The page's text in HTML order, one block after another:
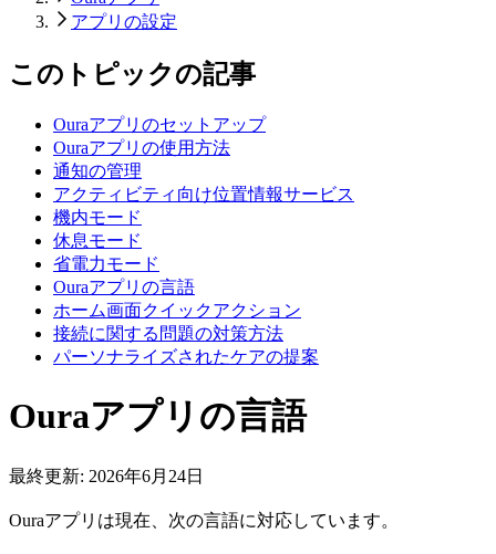
アプリの設定
このトピックの記事
Ouraアプリのセットアップ
Ouraアプリの使用方法
通知の管理
アクティビティ向け位置情報サービス
機内モード
休息モード
省電力モード
Ouraアプリの言語
ホーム画面クイックアクション
接続に関する問題の対策方法
パーソナライズされたケアの提案
Ouraアプリの言語
最終更新: 2026年6月24日
Ouraアプリは現在、次の言語に対応しています。